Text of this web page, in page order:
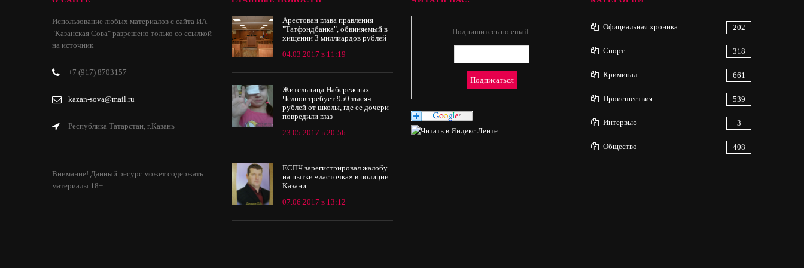
Использование любых материалов с сайта ИА
"Казанская Сова" разрешено только со ссылкой
на источник
+7 (917) 8703157
kazan-sova@mail.ru
Республика Татарстан, г.Казань
Внимание! Данный ресурс может содержать
материалы 18+
Арестован глава правления
"Татфондбанка", обвиняемый в
хищении 3 миллиардов рублей
04.03.2017 в 11:19
Жительница Набережных
Челнов требует 950 тысяч
рублей от школы, где ее дочери
повредили глаз
23.05.2017 в 20:56
ЕСПЧ зарегистрировал жалобу
на пытки «ласточка» в полиции
Казани
07.06.2017 в 13:12
Подпишитесь по email:
Официальная хроника 202
Спорт 318
Криминал 661
Происшествия 539
Интервью 3
Общество 408